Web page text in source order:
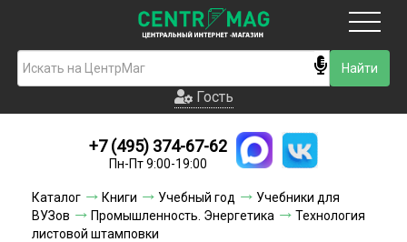
Гость
Новинки
Условия доставки
Условия оплаты
Гость
+7 (495) 374-67-62
Пн-Пт 9:00-19:00
Каталог Книги Учебный год
Учебники для
ВУЗов
Промышленность. Энергетика
Технология
листовой штамповки